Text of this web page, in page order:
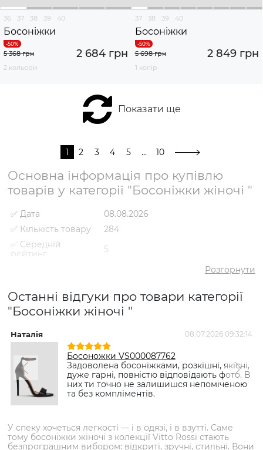
36 37 38 39 40
Босоніжки
2 684 грн
5 368 грн
2 кольори
37 38 39 40
Босоніжки
2 849 грн
5 698 грн
1 колір
Показати ще
1 2 3 4 5 ... 10
Основна інформація про купівлю
товарів у категорії "Босоніжки жіночі "
✅ Дата
08.08.2026
✅ Кількість товару
284
✅ Середній
рейтинг
5
товар
✅ Найдорожчий
товар
3829 грн
✅
Найпопулярніший
Босоніжки VS000089304
Червоний
Розгорнути
Останні відгуки про товари категорії
"Босоніжки жіночі "
Наталія 08.07.2026 09:32:14
Босоножки VS000087762
Задоволена босоніжками, розкішні, якісні,
дуже гарні, повністю відповідають фото. В
них ти точно не залишишся непоміченою
та без компліментів.
У спеку хочеться легкості — і в одязі, і в взутті. Саме
тому босоніжки жіночі з колекції Vitto Rossi стають
безпрограшним вибором: відкриті, зручні, стильні. Вони